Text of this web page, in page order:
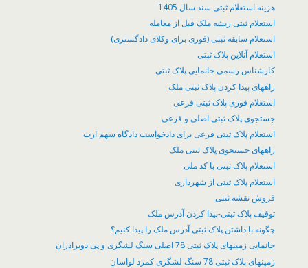
هزینه استعلام ثبتی سند سال 1405
استعلام ثبتی ریشه ملک قبل از معامله
استعلام سابقه ثبتی (فوری برای وکلای دادگستری)
استعلام آنلاین پلاک ثبتی
کارشناس رسمی جانمایی پلاک ثبتی
راههای پیدا کردن پلاک ثبتی ملک
استعلام فوری پلاک ثبتی فرعی
جستجوی پلاک ثبتی اصلی و فرعی
استعلام پلاک ثبتی فرعی برای دادخواست دادگاه سهم ارث
راههای جستجوی پلاک ثبتی ملک
استعلام پلاک ثبتی با کد ملی
استعلام پلاک ثبتی از شهرداری
فروش نقشه ثبتی
توقیف پلاک ثبتی-پیدا کردن آدرس ملک
چگونه با داشتن پلاک ثبتی آدرس ملک را پیدا کنیم؟
جانمایی زمینهای پلاک ثبتی 78 اصلی سنگ لشگری و پی دوبرادران
زمینهای پلاک ثبتی 78 سنگ لشگری کمرد لواسان